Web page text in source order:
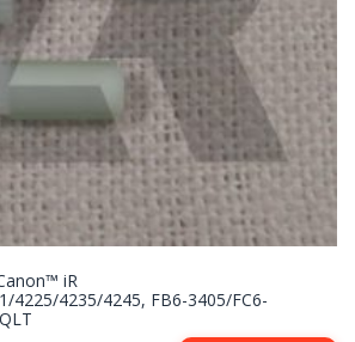
iR
4225/4235/4245, FB6-3405/FC6-